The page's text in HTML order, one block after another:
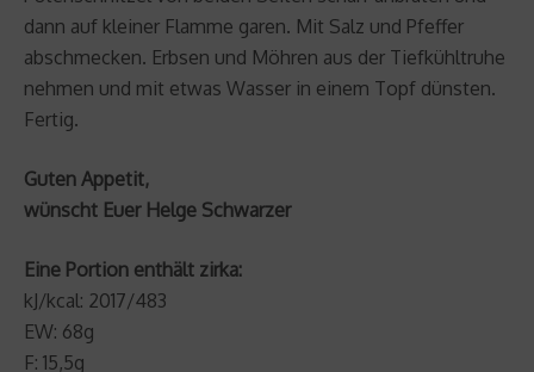
dann auf kleiner Flamme garen. Mit Salz und Pfeffer
abschmecken. Erbsen und Möhren aus der Tiefkühltruhe
nehmen und mit etwas Wasser in einem Topf dünsten.
Fertig.
Guten Appetit,
wünscht Euer Helge Schwarzer
Eine Portion enthält zirka:
kJ/kcal: 2017/483
EW: 68g
F: 15,5g